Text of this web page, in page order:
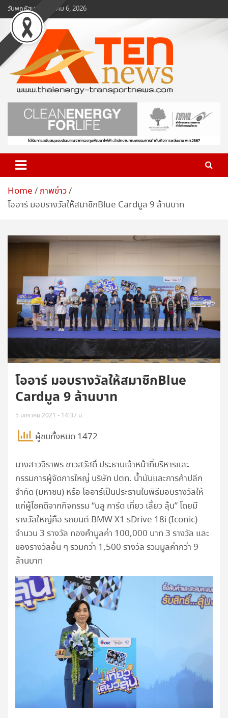
Skip
to
content
วันพฤหัสบดี, สิงหาคม 6, 2026
www.ten-news.com
ข่าวพลังงานและคมนาคม
Home ภาพข่าว
โออาร์ มอบรางวัลให้สมาชิกBlue Cardมูล 9 ล้านบาท
โออาร์ มอบรางวัลให้สมาชิกBlue
Cardมูล 9 ล้านบาท
5 มกราคม 2021 - 14:37 น.
ผู้ชมทั้งหมด 1472
นางสาวจิราพร ขาวสวัสดิ์ ประธานเจ้าหน้าที่บริหารและ
กรรมการผู้จัดการใหญ่ บริษัท ปตท. น้ำมันและการค้าปลีก
จำกัด (มหาชน) หรือ โออาร์เป็นประธานในพิธีมอบรางวัลให้
แก่ผู้โชคดีจากกิจกรรม “บลู การ์ด เที่ยว เลี้ยว ลุ้น” โดยมี
รางวัลใหญ่คือ รถยนต์ BMW X1 sDrive 18i (Iconic)
จำนวน 3 รางวัล ทองคำมูลค่า 100,000 บาท 3 รางวัล และ
ของรางวัลอื่น ๆ รวมกว่า 1,500 รางวัล รวมมูลค่ากว่า 9
ล้านบาท